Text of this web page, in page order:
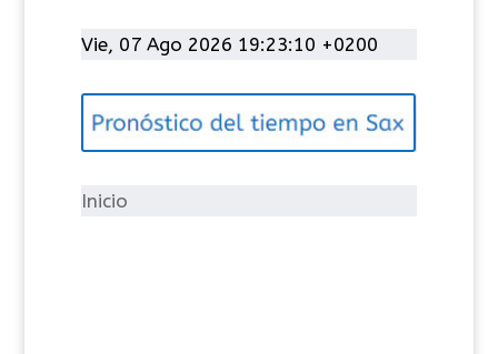
t
g
í
Vie, 07 Ago 2026 19:23:11 +0200
Inicio